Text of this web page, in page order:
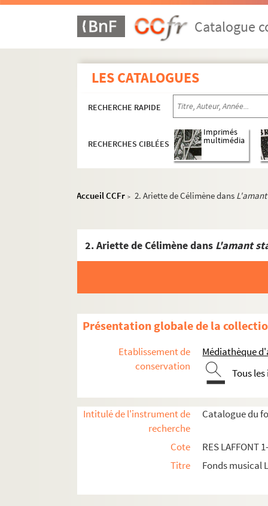
Catalogue
LES CATALOGUES
RECHERCHE RAPIDE
RECHERCHES CIBLÉES
Imprimés
multimédia
Accueil CCFr > 2. Ariette de Célimène dans
2. Ariette de Célimène dans L'amant
Présentation globale de la
Etablissement de
conservation
Médiathèque
Tous
Intitulé de l'instrument de
recherche
Catalogue du
Cote
RES LAFFONT
Titre
Fonds musical
Collection de partitions
Partitions anciennes
Oeuvres lyriques